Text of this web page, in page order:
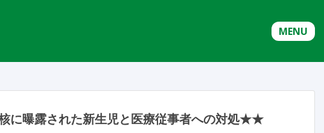
MENU
に曝露された新生児と医療従事者への対処★★